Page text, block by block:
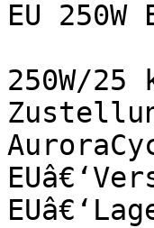
EU
250W/